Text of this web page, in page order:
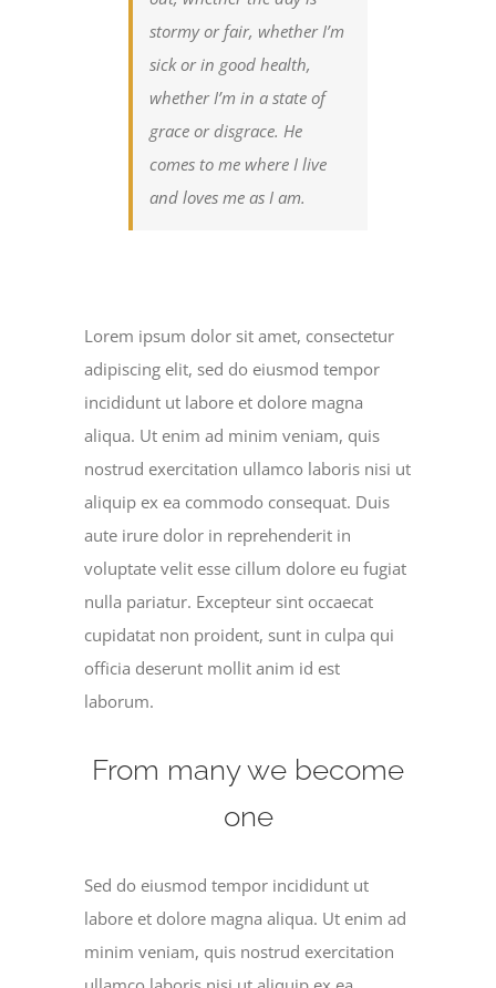
stormy or fair, whether I’m
sick or in good health,
whether I’m in a state of
grace or disgrace. He
comes to me where I live
and loves me as I am.
Lorem ipsum dolor sit amet, consectetur
adipiscing elit, sed do eiusmod tempor
incididunt ut labore et dolore magna
aliqua. Ut enim ad minim veniam, quis
nostrud exercitation ullamco laboris nisi ut
aliquip ex ea commodo consequat. Duis
aute irure dolor in reprehenderit in
voluptate velit esse cillum dolore eu fugiat
nulla pariatur. Excepteur sint occaecat
cupidatat non proident, sunt in culpa qui
officia deserunt mollit anim id est
laborum.
From many we become
one
Sed do eiusmod tempor incididunt ut
labore et dolore magna aliqua. Ut enim ad
minim veniam, quis nostrud exercitation